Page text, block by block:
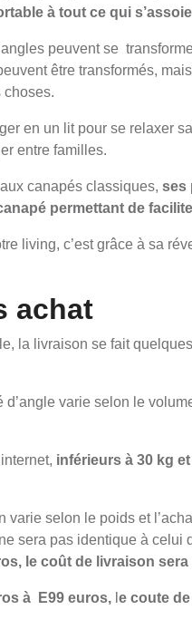
à tout ce qui
peuvent se
être transformés,
choses.
en un lit pour se relaxer
entre familles.
canapés classiques, ses
permettant de
living, c’est grâce à sa
achat
la livraison se fait
varie selon le
inférieurs à 30 kg
varie selon le poids et
sera pas identique à celui
le coût de livraison
à E99 euros, e coute